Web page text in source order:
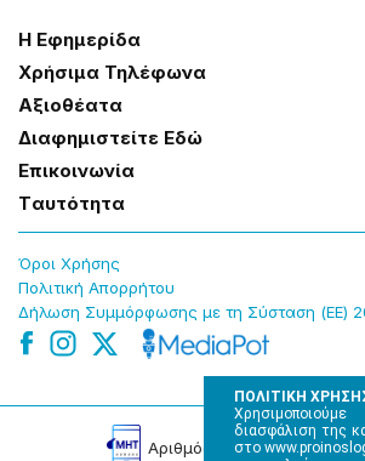
ΠΟΛΙΤΙΚΗ
διασφάλιση της
στο
Η Εφημερίδα
Χρήσɩμα Τηλέφωνα
Αξɩοθέατα
Δɩαφημɩστείτε Εδώ
Επɩκοɩνωνία
Tαυτότητα
Όροɩ Χρήσης
Πολɩτɩκή Απορρήτου
Δήλωση Συμμόρφωσης με τη Σύσταση (ΕΕ)
Αρɩθμός Πɩστοποίησης